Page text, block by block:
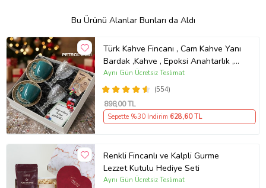
Bu Ürünü Alanlar Bunları da Aldı
Türk Kahve Fincanı , Cam Kahve Yanı
Bardak ,Kahve , Epoksi Anahtarlık ,
Kahvesever Hediye Seti AYN34
KŞSL
(554)
Aynı Gün Ücretsiz Teslimat
898,00 TL
Sepette %30 İndirim 628,60 TL
Renkli Fincanlı ve Kalpli Gurme
Lezzet Kutulu Hediye Seti
Aynı Gün Ücretsiz Teslimat